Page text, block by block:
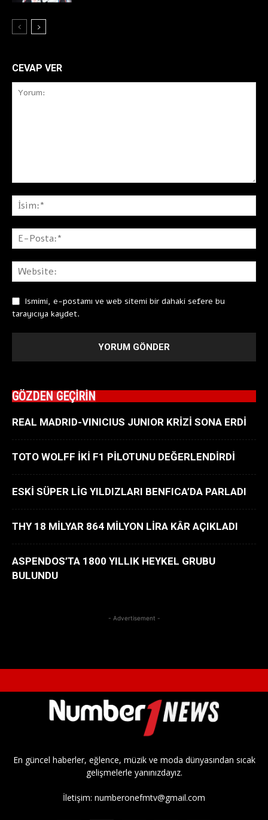
CEVAP VER
Ismimi, e-postamı ve web sitemi bir dahaki sefere bu
tarayıcıya kaydet.
GÖZDEN GEÇİRİN
REAL MADRID-VINICIUS JUNIOR KRİZİ SONA ERDİ
TOTO WOLFF İKİ F1 PİLOTUNU DEĞERLENDİRDİ
ESKİ SÜPER LİG YILDIZLARI BENFICA’DA PARLADI
THY 18 MİLYAR 864 MİLYON LİRA KÂR AÇIKLADI
ASPENDOS’TA 1800 YILLIK HEYKEL GRUBU
BULUNDU
- Advertisement -
En güncel haberler, eğlence, müzik ve moda dünyasından sıcak
gelişmelerle yanınızdayız.
İletişim: numberonefmtv@gmail.com